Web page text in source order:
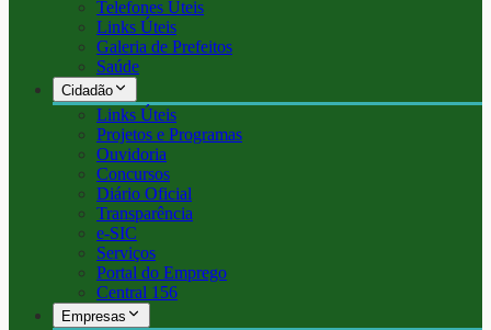
Telefones Úteis
Links Úteis
Galeria de Prefeitos
Saúde
Cidadão
Links Úteis
Projetos e Programas
Ouvidoria
Concursos
Diário Oficial
Transparência
e-SIC
Serviços
Portal do Emprego
Central 156
Empresas